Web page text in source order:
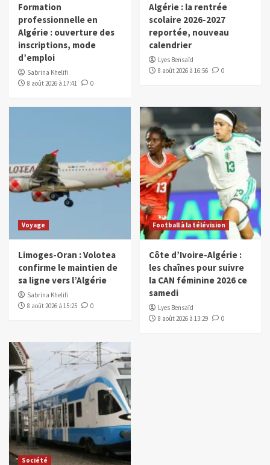
Formation
professionnelle en
Algérie : ouverture des
inscriptions, mode
d’emploi
Sabrina Khelifi
8 août 2026 à 17:41
0
Algérie : la rentrée
scolaire 2026-2027
reportée, nouveau
calendrier
Lyes Bensaïd
8 août 2026 à 16:56
0
Voyage
Limoges-Oran : Volotea
confirme le maintien de
sa ligne vers l’Algérie
Sabrina Khelifi
8 août 2026 à 15:25
0
Football à la télévision
Côte d’Ivoire-Algérie :
les chaînes pour suivre
la CAN féminine 2026 ce
samedi
Lyes Bensaïd
8 août 2026 à 13:29
0
Société